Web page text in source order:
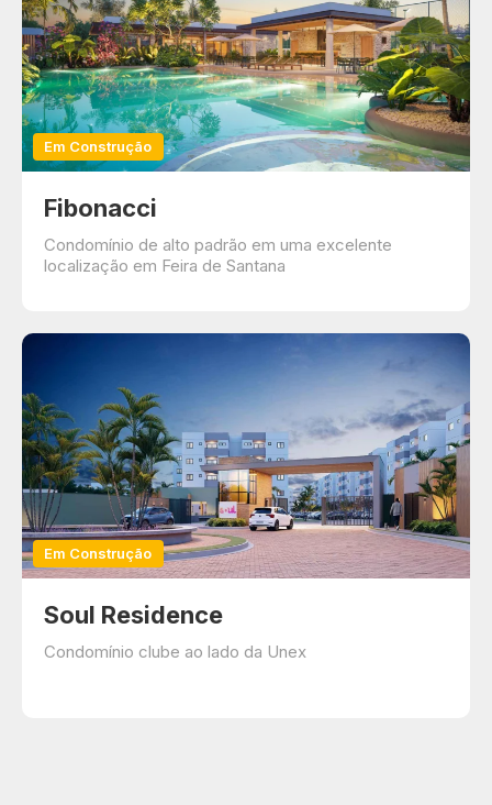
Em Construção
Fibonacci
Condomínio de alto padrão em uma excelente
localização em Feira de Santana
Em Construção
Soul Residence
Condomínio clube ao lado da Unex